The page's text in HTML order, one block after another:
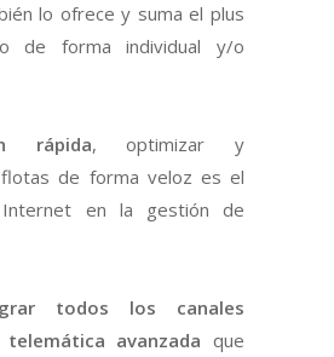
lo ofrece y suma el plus
de forma individual y/o
rápida, optimizar y
de forma veloz es el
en la gestión de
todos los canales
avanzada que